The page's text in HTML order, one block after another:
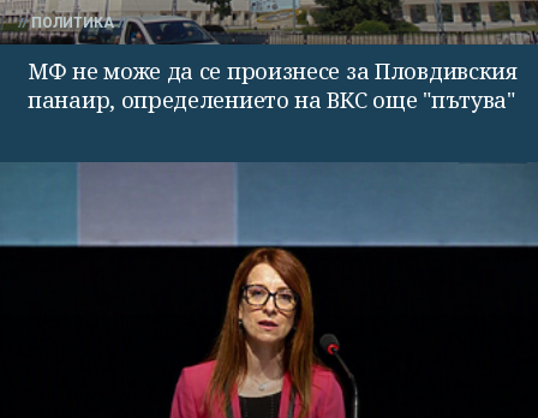
ПОЛИТИКА
МФ не може да се произнесе за Пловдивския
панаир, определението на ВКС още "пътува"